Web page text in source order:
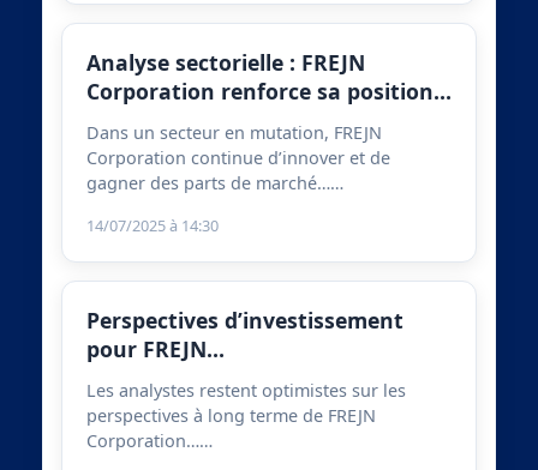
Analyse sectorielle : FREJN
Corporation renforce sa position…
Dans un secteur en mutation, FREJN
Corporation continue d’innover et de
gagner des parts de marché……
14/07/2025 à 14:30
Perspectives d’investissement
pour FREJN…
Les analystes restent optimistes sur les
perspectives à long terme de FREJN
Corporation……